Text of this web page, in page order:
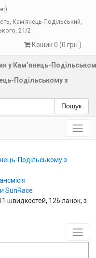
, Кам’янець-Подільський,
21/2
Кошик 0 (0 грн.)
Подільському з
Пошук
Подільському з
SunRace
швидкостей, 126 ланок, з